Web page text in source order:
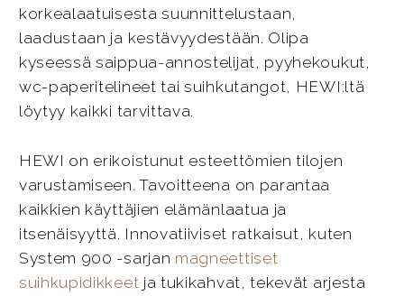
korkealaatuisesta suunnittelustaan,
laadustaan ja kestävyydestään. Olipa
kyseessä saippua-annostelijat, pyyhekoukut,
wc-paperitelineet tai suihkutangot, HEWI:ltä
löytyy kaikki tarvittava.
HEWI on erikoistunut esteettömien tilojen
varustamiseen. Tavoitteena on parantaa
kaikkien käyttäjien elämänlaatua ja
itsenäisyyttä. Innovatiiviset ratkaisut, kuten
System 900 -sarjan magneettiset
suihkupidikkeet ja tukikahvat, tekevät arjesta